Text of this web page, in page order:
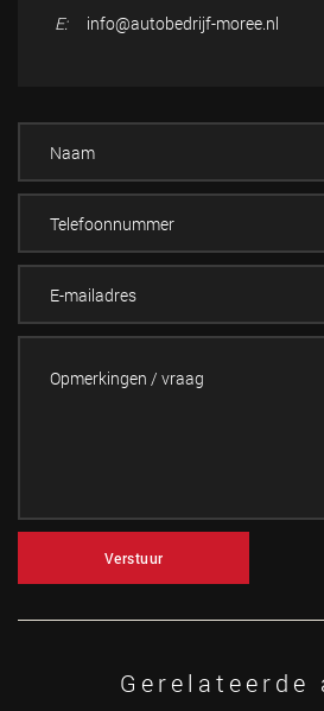
E:
info@autobedrijf-moree.nl
Verstuur
Gerelateerde